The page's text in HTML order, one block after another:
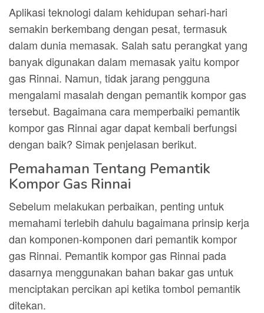
Aplikasi teknologi dalam kehidupan sehari-hari
semakin berkembang dengan pesat, termasuk
dalam dunia memasak. Salah satu perangkat yang
banyak digunakan dalam memasak yaitu kompor
gas Rinnai. Namun, tidak jarang pengguna
mengalami masalah dengan pemantik kompor gas
tersebut. Bagaimana cara memperbaiki pemantik
kompor gas Rinnai agar dapat kembali berfungsi
dengan baik? Simak penjelasan berikut.
Pemahaman Tentang Pemantik
Kompor Gas Rinnai
Sebelum melakukan perbaikan, penting untuk
memahami terlebih dahulu bagaimana prinsip kerja
dan komponen-komponen dari pemantik kompor
gas Rinnai. Pemantik kompor gas Rinnai pada
dasarnya menggunakan bahan bakar gas untuk
menciptakan percikan api ketika tombol pemantik
ditekan.